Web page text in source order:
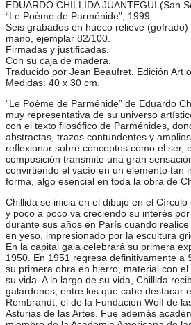
EDUARDO CHILLIDA JUANTEGUI (San
“Le Poème de Parménide”, 1999.
Seis grabados en hueco relieve
mano, ejemplar 82/100.
Firmadas y justificadas.
Con su caja de madera.
Traducido por Jean Beaufret. Edición Art
Medidas: 40 x 30 cm.
“Le Poème de Parménide” de Eduardo
muy representativa de su universo
con el texto filosófico de Parménides,
abstractas, trazos contundentes y
reflexionar sobre conceptos como el ser,
composición transmite una gran
convirtiendo el vacío en un elemento tan
forma, algo esencial en toda la obra de
Chillida se inicia en el dibujo en el
y poco a poco va creciendo su interés
durante sus años en París cuando
en yeso, impresionado por la escultura
En la capital gala celebrará su primera
1950. En 1951 regresa definitivamente a
su primera obra en hierro, material con
su vida. A lo largo de su vida, Chillida
galardones, entre los que cabe destacar
Rembrandt, el de la Fundación Wolf de
Asturias de las Artes. Fue además